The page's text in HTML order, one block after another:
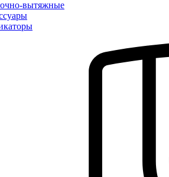
вытяжные